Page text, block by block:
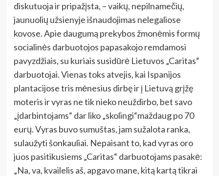
diskutuoja ir pripažįsta, – vaikų, nepilnamečių,
jaunuolių užsienyje išnaudojimas nelegaliose
kovose. Apie daugumą prekybos žmonėmis formų
socialinės darbuotojos papasakojo remdamosi
pavyzdžiais, su kuriais susidūrė Lietuvos „Caritas“
darbuotojai. Vienas toks atvejis, kai Ispanijos
plantacijose tris mėnesius dirbę ir į Lietuvą grįžę
moteris ir vyras ne tik nieko neuždirbo, bet savo
„įdarbintojams“ dar liko „skolingi“maždaug po 70
eurų. Vyras buvo sumuštas, jam sužalota ranka,
sulaužyti šonkauliai. Nepaisant to, kad vyras oro
juos pasitikusiems „Caritas“ darbuotojams pasakė:
„Na, va, kvailelis aš, apgavo mane, kitą kartą tikrai